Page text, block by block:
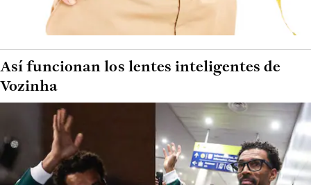
Así funcionan los lentes inteligentes de
Vozinha